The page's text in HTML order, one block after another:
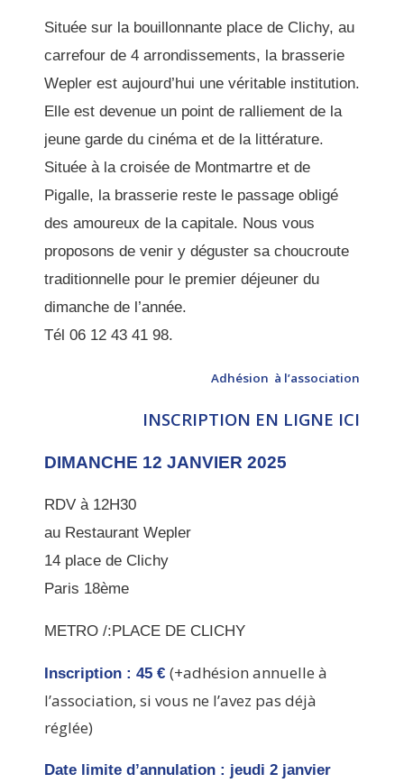
Située sur la bouillonnante place de Clichy, au
carrefour de 4 arrondissements, la brasserie
Wepler est aujourd’hui une véritable institution.
Elle est devenue un point de ralliement de la
jeune garde du cinéma et de la littérature.
Située à la croisée de Montmartre et de
Pigalle, la brasserie reste le passage obligé
des amoureux de la capitale. Nous vous
proposons de venir y déguster sa choucroute
traditionnelle pour le premier déjeuner du
dimanche de l’année.
Tél 06 12 43 41 98.
Adhésion à l’association
INSCRIPTION EN LIGNE ICI
DIMANCHE 12 JANVIER 2025
RDV à 12H30
au Restaurant Wepler
14 place de Clichy
Paris 18ème
METRO /:PLACE DE CLICHY
Inscription : 45 € (+adhésion annuelle à
l’association, si vous ne l’avez pas déjà
réglée)
Date limite d’annulation : jeudi 2 janvier